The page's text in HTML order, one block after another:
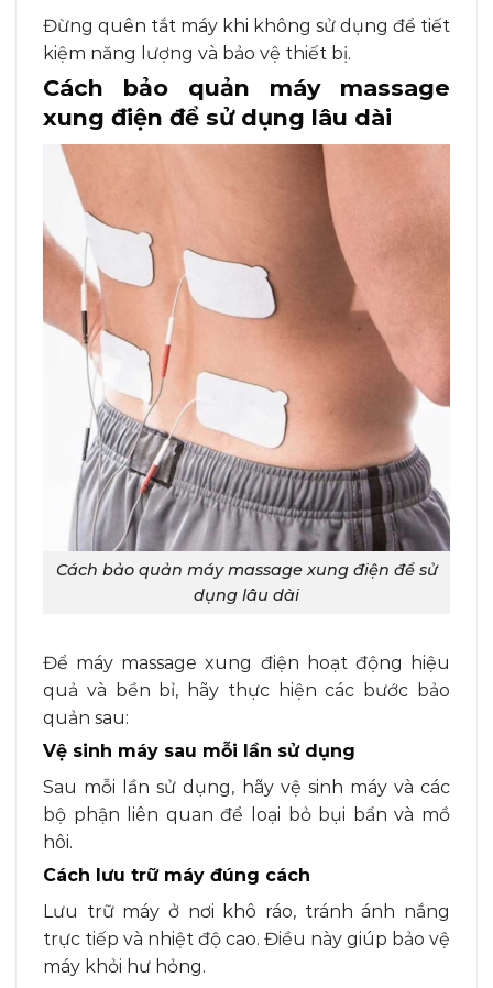
Đừng quên tắt máy khi không sử dụng để tiết
kiệm năng lượng và bảo vệ thiết bị.
Cách bảo quản máy massage
xung điện để sử dụng lâu dài
Cách bảo quản máy massage xung điện để sử
dụng lâu dài
Để máy massage xung điện hoạt động hiệu
quả và bền bỉ, hãy thực hiện các bước bảo
quản sau:
Vệ sinh máy sau mỗi lần sử dụng
Sau mỗi lần sử dụng, hãy vệ sinh máy và các
bộ phận liên quan để loại bỏ bụi bẩn và mồ
hôi.
Cách lưu trữ máy đúng cách
Lưu trữ máy ở nơi khô ráo, tránh ánh nắng
trực tiếp và nhiệt độ cao. Điều này giúp bảo vệ
máy khỏi hư hỏng.